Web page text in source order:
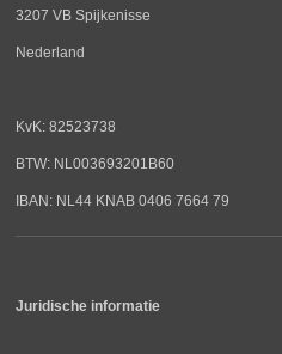
3207 VB Spijkenisse
Nederland
KvK: 82523738
BTW: NL003693201B60
IBAN: NL44 KNAB 0406 7664 79
Juridische informatie